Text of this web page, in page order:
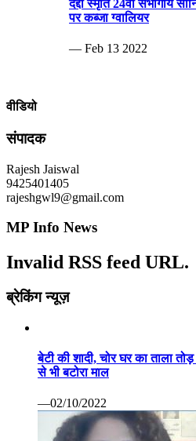
दद्दा स्मृति 24वी संभागीय
पर कब्जा ग्वालियर
— Feb 13 2022
वीडियो
संपादक
Rajesh Jaiswal
9425401405
rajeshgwl9@gmail.com
MP Info News
Invalid RSS feed URL.
ब्रेकिंग न्यूज़
बेटी की शादी, चोर घर का ताला
से भी बटोरा माल
—02/10/2022